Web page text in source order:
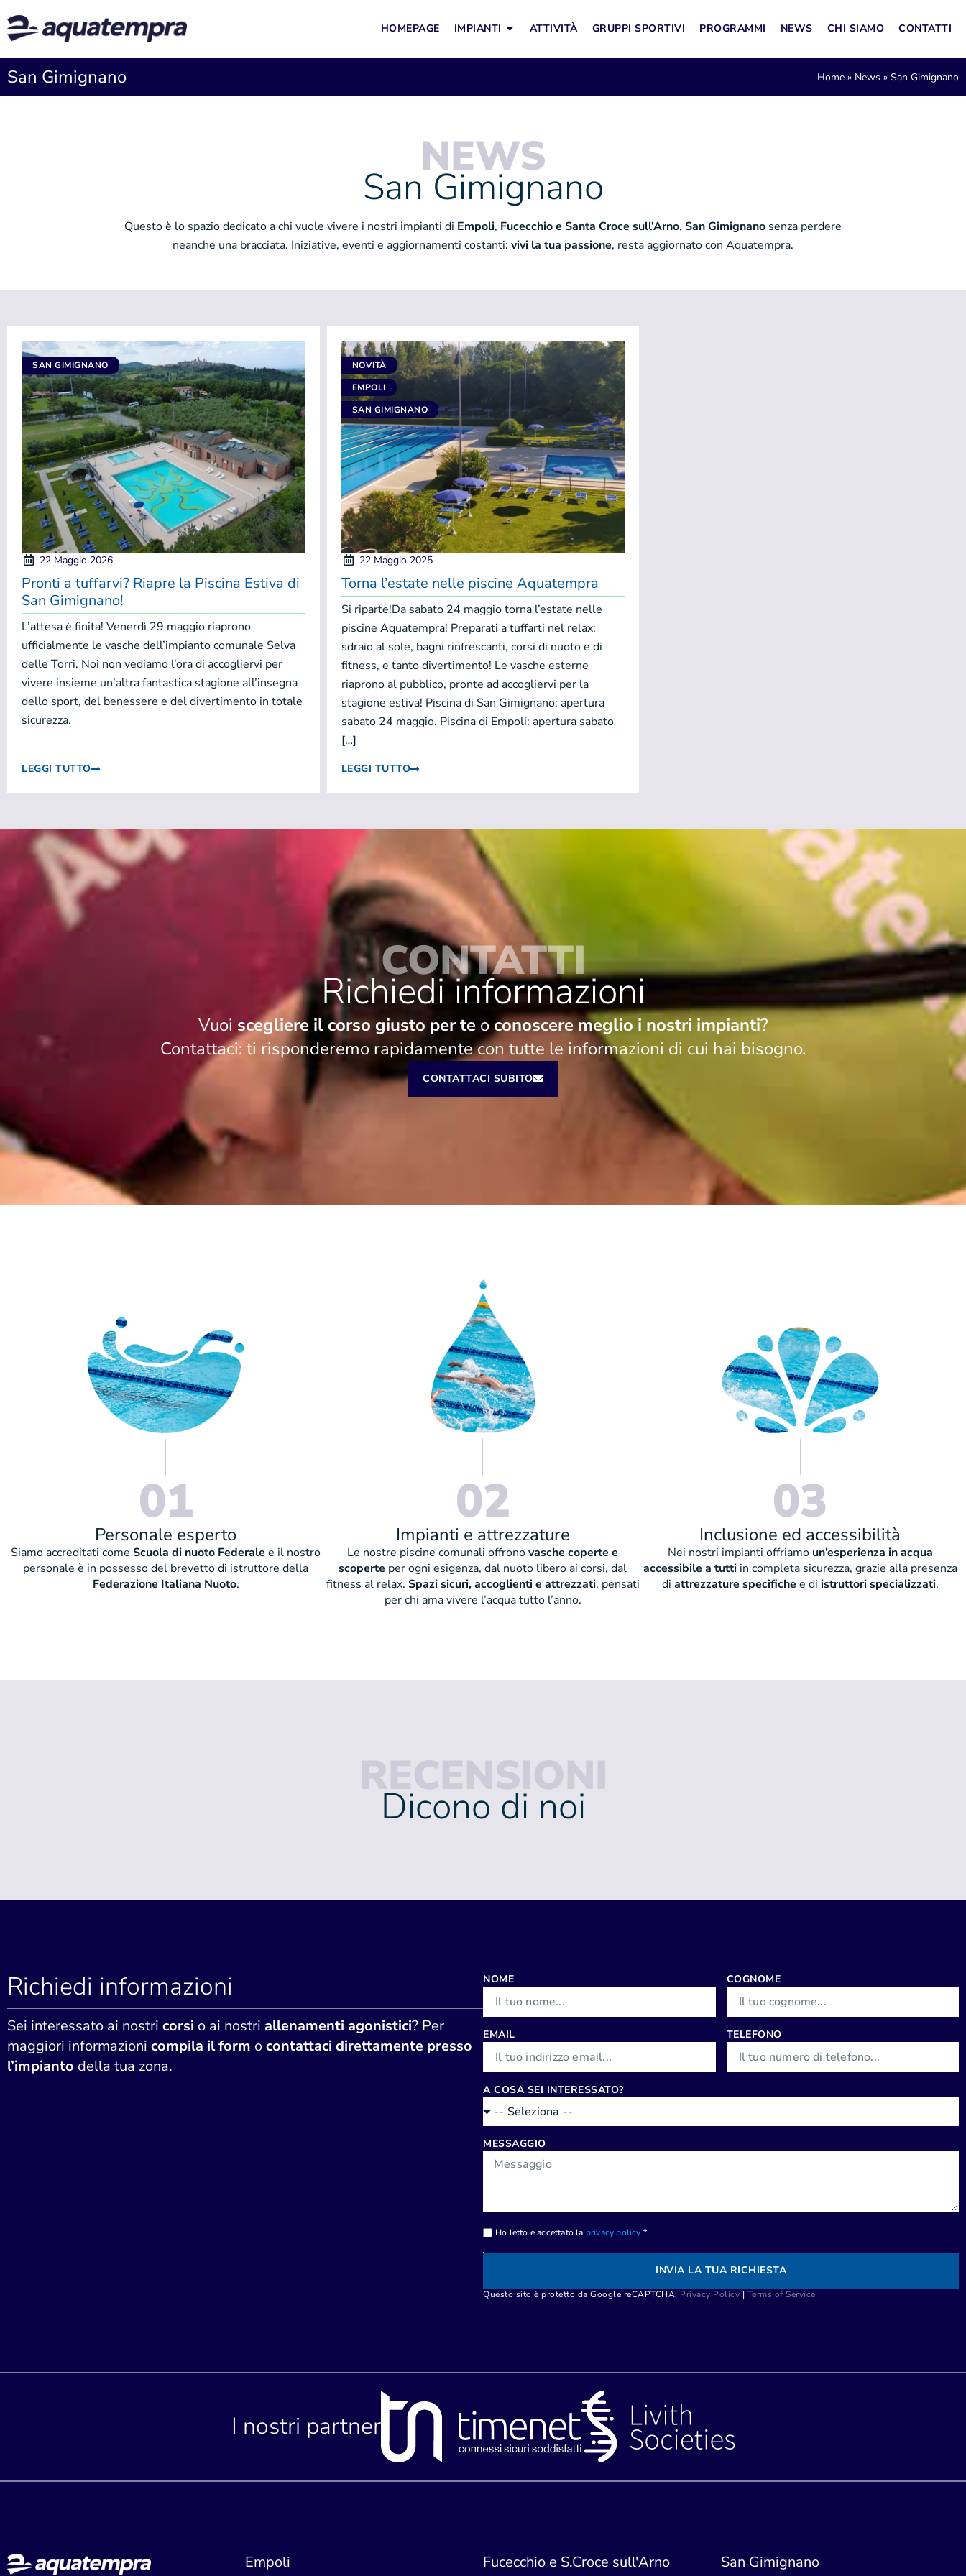
HOMEPAGE IMPIANTI ATTIVITÀ GRUPPI SPORTIVI PROGRAMMI NEWS CHI SIAMO CONTATTI
San Gimignano Home » News » San Gimignano
NEWS
San Gimignano
Questo è lo spazio dedicato a chi vuole vivere i nostri impianti di Empoli, Fucecchio e Santa Croce sull’Arno, San Gimignano senza perdere
neanche una bracciata. Iniziative, eventi e aggiornamenti costanti: vivi la tua passione, resta aggiornato con Aquatempra.
SAN GIMIGNANO
22 Maggio 2026
Pronti a tuffarvi? Riapre la Piscina Estiva di
San Gimignano!
L’attesa è finita! Venerdì 29 maggio riaprono
ufficialmente le vasche dell’impianto comunale Selva
delle Torri. Noi non vediamo l’ora di accogliervi per
vivere insieme un’altra fantastica stagione all’insegna
dello sport, del benessere e del divertimento in totale
sicurezza.
LEGGI TUTTO
NOVITÀ
EMPOLI
SAN GIMIGNANO
22 Maggio 2025
Torna l’estate nelle piscine Aquatempra
Si riparte!Da sabato 24 maggio torna l’estate nelle
piscine Aquatempra! Preparati a tuffarti nel relax:
sdraio al sole, bagni rinfrescanti, corsi di nuoto e di
fitness, e tanto divertimento! Le vasche esterne
riaprono al pubblico, pronte ad accogliervi per la
stagione estiva! Piscina di San Gimignano: apertura
sabato 24 maggio. Piscina di Empoli: apertura sabato
[…]
LEGGI TUTTO
CONTATTI
Richiedi informazioni
Vuoi scegliere il corso giusto per teoconoscere meglio i nostri impianti?
Contattaci: ti risponderemo rapidamente con tutte le informazioni di cui hai bisogno.
CONTATTACI SUBITO
01
Personale esperto
Siamo accreditati comeScuola di nuoto Federale e il nostro
personale è in possesso del brevetto di istruttore della
Federazione Italiana Nuoto.
02
Impianti e attrezzature
Le nostre piscine comunali offronovasche coperte e
scoperte per ogni esigenza, dal nuoto libero ai corsi, dal
fitness al relax. Spazi sicuri, accoglienti e attrezzati, pensati
per chi ama vivere l’acqua tutto l’anno.
03
Inclusione ed accessibilità
Nei nostri impianti offriamo un’esperienza in acqua
accessibile a tuttiin completa sicurezza, grazie alla presenza
di attrezzature specifiche e di istruttori specializzati.
RECENSIONI
Dicono di noi
Richiedi informazioni
Sei interessato ai nostri corsi o ai nostri allenamenti agonistici? Per
maggiori informazioni compila il form ocontattaci direttamente presso
l’impianto della tua zona.
NOME COGNOME
EMAIL TELEFONO
A COSA SEI INTERESSATO?
MESSAGGIO
Ho letto e accettato la privacy policy *
INVIA LA TUA RICHIESTA
Questo sito è protetto da Google reCAPTCHA: Privacy Policy | Terms of Service
I nostri partner
Empoli Fucecchio e S.Croce sull'Arno San Gimignano